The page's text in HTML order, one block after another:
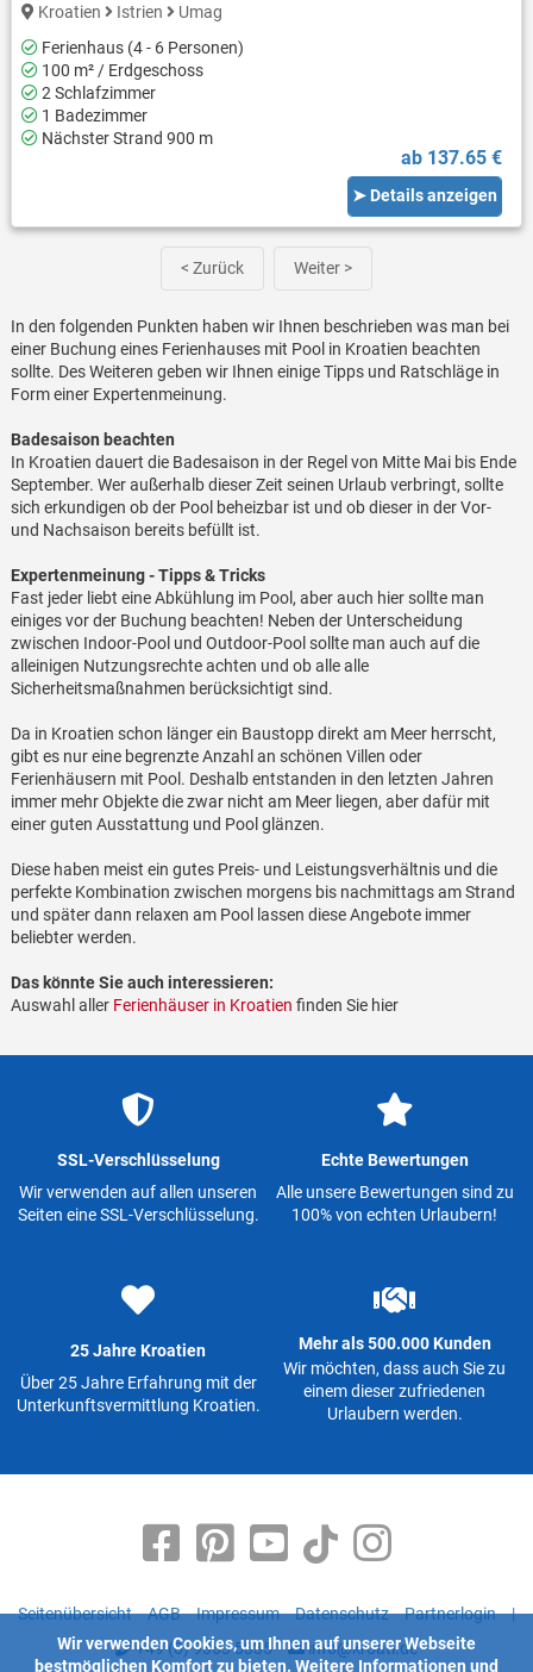
Kroatien Istrien
Umag
Ferienhaus (4 - 6 Personen)
100 m² / Erdgeschoss
2 Schlafzimmer
1 Badezimmer
Nächster Strand 900 m
ab 137.65 €
➤ Details anzeigen
< Zurück Weiter >
In den folgenden Punkten haben wir Ihnen beschrieben was man bei
einer Buchung eines Ferienhauses mit Pool in Kroatien beachten
sollte. Des Weiteren geben wir Ihnen einige Tipps und Ratschläge in
Form einer Expertenmeinung.
Badesaison beachten
In Kroatien dauert die Badesaison in der Regel von Mitte Mai bis Ende
September. Wer außerhalb dieser Zeit seinen Urlaub verbringt, sollte
sich erkundigen ob der Pool beheizbar ist und ob dieser in der Vor-
und Nachsaison bereits befüllt ist.
Expertenmeinung - Tipps & Tricks
Fast jeder liebt eine Abkühlung im Pool, aber auch hier sollte man
einiges vor der Buchung beachten! Neben der Unterscheidung
zwischen Indoor-Pool und Outdoor-Pool sollte man auch auf die
alleinigen Nutzungsrechte achten und ob alle alle
Sicherheitsmaßnahmen berücksichtigt sind.
Da in Kroatien schon länger ein Baustopp direkt am Meer herrscht,
gibt es nur eine begrenzte Anzahl an schönen Villen oder
Ferienhäusern mit Pool. Deshalb entstanden in den letzten Jahren
immer mehr Objekte die zwar nicht am Meer liegen, aber dafür mit
einer guten Ausstattung und Pool glänzen.
Diese haben meist ein gutes Preis- und Leistungsverhältnis und die
perfekte Kombination zwischen morgens bis nachmittags am Strand
und später dann relaxen am Pool lassen diese Angebote immer
beliebter werden.
Das könnte Sie auch interessieren:
Auswahl aller Ferienhäuser in Kroatien finden Sie hier
SSL-Verschlüsselung
Wir verwenden auf allen unseren
Seiten eine SSL-Verschlüsselung.
Echte Bewertungen
Alle unsere Bewertungen sind zu
100% von echten Urlaubern!
25 Jahre Kroatien
Über 25 Jahre Erfahrung mit der
Unterkunftsvermittlung Kroatien.
Mehr als 500.000 Kunden
Wir möchten, dass auch Sie zu
einem dieser zufriedenen
Urlaubern werden.
Seitenübersicht AGB Impressum Datenschutz Partnerlogin
|
+49 (0) 9363 5335
info@kroati.de
Wir verwenden Cookies, um Ihnen auf unserer Webseite
bestmöglichen Komfort zu bieten. Weitere Informationen und